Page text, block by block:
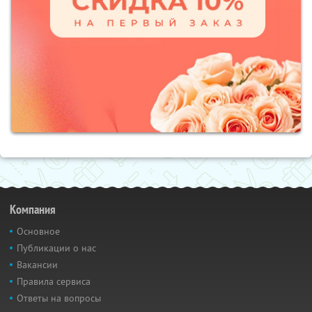
Компания
Основное
Публикации о нас
Вакансии
Правила сервиса
Ответы на вопросы